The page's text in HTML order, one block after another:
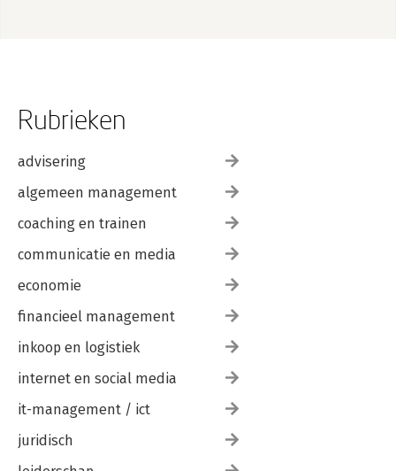
Rubrieken
advisering
algemeen management
coaching en trainen
communicatie en media
economie
financieel management
inkoop en logistiek
internet en social media
it-management / ict
juridisch